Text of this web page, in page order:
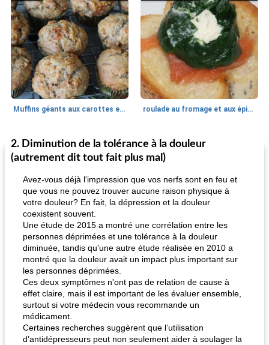
Muffins géants aux carottes et à la banane de Nif roulade au fromage et aux épinards
30min
Marques de confiance: recettes et
fiesta tostadas
Viande et volaille
le méga's jopp joes
2. Diminution de la tolérance à la douleur
(autrement dit tout fait plus mal)
Avez-vous déjà l'impression que vos nerfs sont en feu et
que vous ne pouvez trouver aucune raison physique à
votre douleur? En fait, la dépression et la douleur
coexistent souvent.
Une étude de 2015 a montré une corrélation entre les
personnes déprimées et une tolérance à la douleur
diminuée, tandis qu'une autre étude réalisée en 2010 a
montré que la douleur avait un impact plus important sur
les personnes déprimées.
Ces deux symptômes n'ont pas de relation de cause à
effet claire, mais il est important de les évaluer ensemble,
surtout si votre médecin vous recommande un
médicament.
Certaines recherches suggèrent que l’utilisation
d’antidépresseurs peut non seulement aider à soulager la